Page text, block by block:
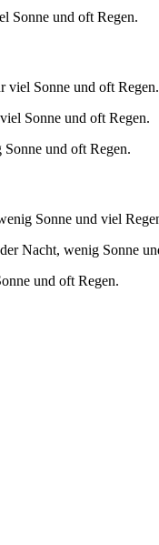
Sonne und oft Regen.
viel Sonne und oft Regen.
Sonne und oft Regen.
und oft Regen.
Sonne und viel
Nacht, wenig Sonne
und oft Regen.